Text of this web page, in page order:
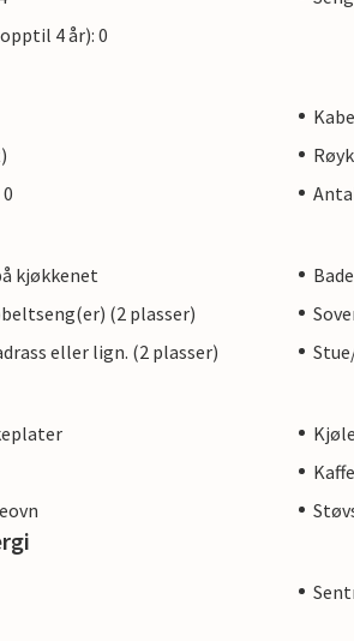
4 år): 0
kjøkkenet
(2 plasser)
eller lign. (2 plasser)